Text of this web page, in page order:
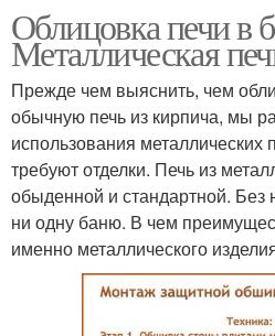
Облицовка печи в
Металлическая
Прежде чем выяснить, чем
обычную печь из кирпича, мы
использования металлических
требуют отделки. Печь из
обыденной и стандартной. Без
ни одну баню. В чем
именно металлического